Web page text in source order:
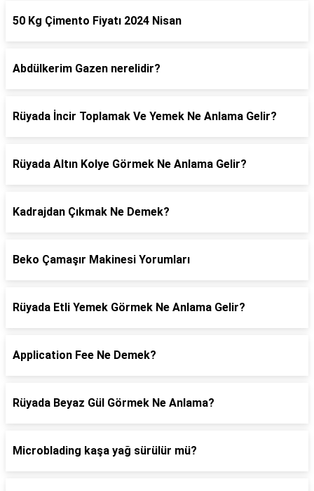
50 Kg Çimento Fiyatı 2024 Nisan
Abdülkerim Gazen nerelidir?
Rüyada İncir Toplamak Ve Yemek Ne Anlama Gelir?
Rüyada Altın Kolye Görmek Ne Anlama Gelir?
Kadrajdan Çıkmak Ne Demek?
Beko Çamaşır Makinesi Yorumları
Rüyada Etli Yemek Görmek Ne Anlama Gelir?
Application Fee Ne Demek?
Rüyada Beyaz Gül Görmek Ne Anlama?
Microblading kaşa yağ sürülür mü?